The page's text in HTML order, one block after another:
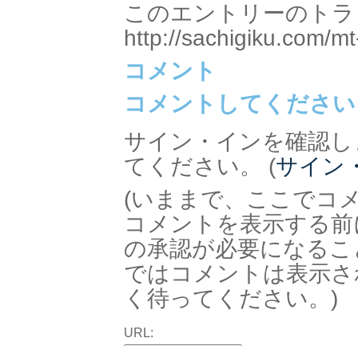
このエントリーのト
http://sachigiku.com/
コメント
コメントしてください
サイン・インを確認
てください。 (サイン
(いままで、ここでコ
コメントを表示する
の承認が必要になる
ではコメントは表示
く待ってください。)
URL: